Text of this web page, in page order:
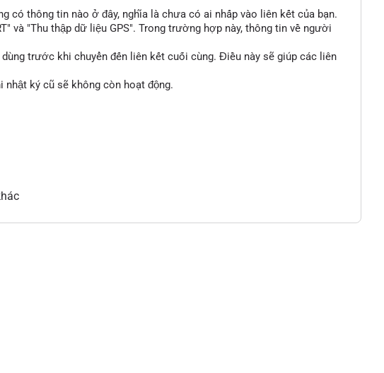
có thông tin nào ở đây, nghĩa là chưa có ai nhấp vào liên kết của bạn.
và "Thu thập dữ liệu GPS". Trong trường hợp này, thông tin về người
trước khi chuyển đến liên kết cuối cùng. Điều này sẽ giúp các liên
nhật ký cũ sẽ không còn hoạt động.